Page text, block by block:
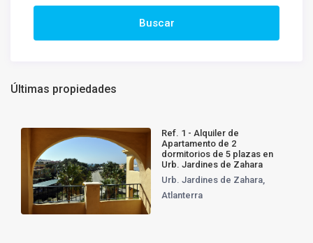
Últimas propiedades
Ref. 1 - Alquiler de
Apartamento de 2
dormitorios de 5 plazas en
Urb. Jardines de Zahara
Urb. Jardines de Zahara,
Atlanterra